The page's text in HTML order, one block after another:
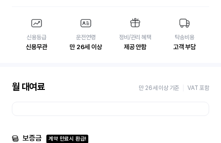
신용등급
신용무관
운전연령
만 26세 이상
정비/관리 혜택
제공 안함
탁송비용
고객 부담
월 대여료 만 26세 이상 기준 VAT 포함
보증금 계약 만료시 환급!